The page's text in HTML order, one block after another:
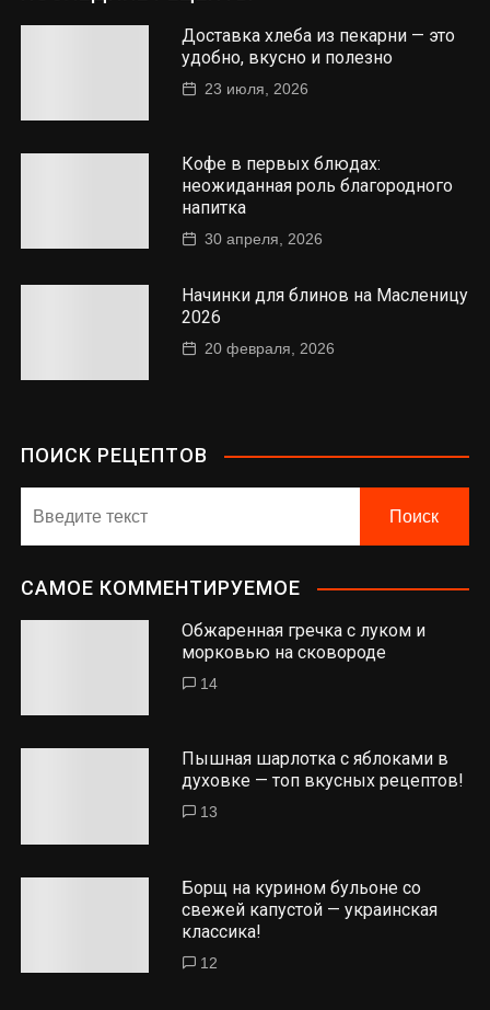
Доставка хлеба из пекарни — это
удобно, вкусно и полезно
23 июля, 2026
Кофе в первых блюдах:
неожиданная роль благородного
напитка
30 апреля, 2026
Начинки для блинов на Масленицу
2026
20 февраля, 2026
ПОИСК РЕЦЕПТОВ
САМОЕ КОММЕНТИРУЕМОЕ
Обжаренная гречка с луком и
морковью на сковороде
14
Пышная шарлотка с яблоками в
духовке — топ вкусных рецептов!
13
Борщ на курином бульоне со
свежей капустой — украинская
классика!
12